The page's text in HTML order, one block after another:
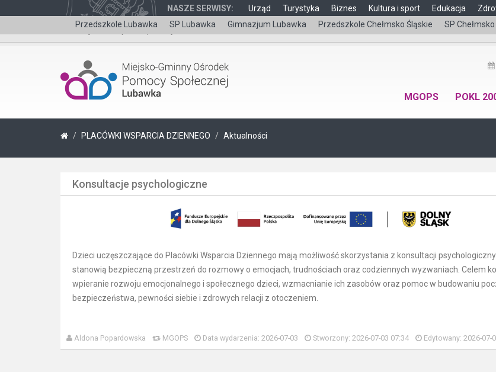
NASZE SERWISY: Urząd Turystyka Biznes Kultura i sport
Edukacja
Przedszkole Lubawka
SP Lubawka Gimnazjum Lubawka Przedszkole Chełmsko Śląskie SP
Wersja dla niepełnosprawnych
MGOPS POKL
PLACÓWKI WSPARCIA DZIENNEGO Aktualności
Konsultacje psychologiczne
Dzieci uczęszczające do Placówki Wsparcia Dziennego mają możliwość skorzystania z konsultacji
stanowią bezpieczną przestrzeń do rozmowy o emocjach, trudnościach oraz codziennych wyzwaniach. Celem
wpieranie rozwoju emocjonalnego i społecznego dzieci, wzmacnianie ich zasobów oraz pomoc w budowaniu
bezpieczeństwa, pewności siebie i zdrowych relacji z otoczeniem.
Aldona Popardowska MGOPS Data wydarzenia: 2026-07-03 Stworzony: 2026-07-03 07:34 Edytowany: 2026-07-